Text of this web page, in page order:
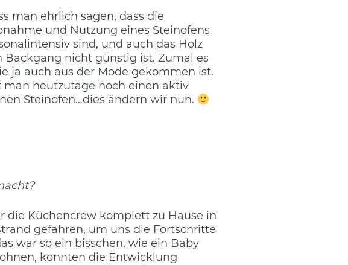
man ehrlich sagen, dass die
und Nutzung eines Steinofens
sind, und auch das Holz
Backgang nicht günstig ist. Zumal es
ja auch aus der Mode gekommen ist.
man heutzutage noch einen aktiv
Steinofen…dies ändern wir nun.
die Küchencrew komplett zu Hause in
gefahren, um uns die Fortschritte
war so ein bisschen, wie ein Baby
konnten die Entwicklung